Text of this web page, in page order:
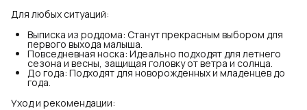
Для любых ситуаций:
Выписка из роддома: Станут прекрасным выбором для
первого выхода малыша.
Повседневная носка: Идеально подходят для летнего
сезона и весны, защищая головку от ветра и солнца.
До года: Подходят для новорожденных и младенцев до
года.
Уход и рекомендации: